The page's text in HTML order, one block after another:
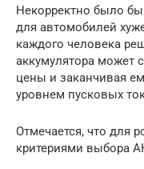
Некорректно было бы
для автомобилей
каждого человека
аккумулятора может
цены и заканчивая
уровнем пусковых
Отмечается, что для
критериями выбора